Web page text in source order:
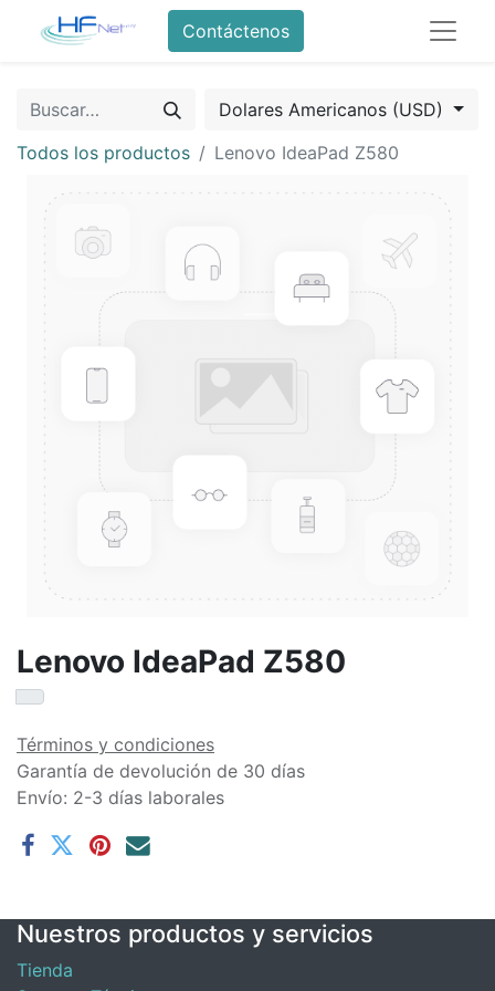
Contáctenos
Dolares Americanos (USD)
Todos los productos
Lenovo IdeaPad Z580
Lenovo IdeaPad Z580
Términos y condiciones
Garantía de devolución de 30 días
Envío: 2-3 días laborales
Nuestros productos y servicios
Tienda